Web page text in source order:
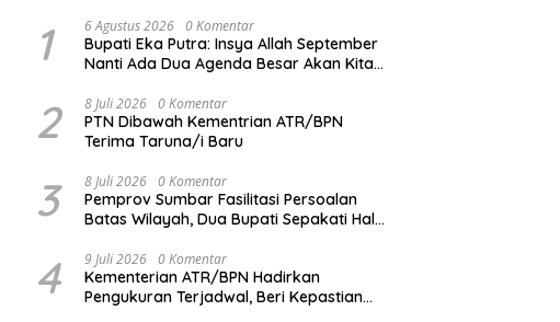
1 6 Agustus 2026 0 Komentar
Bupati Eka Putra: Insya Allah September
Nanti Ada Dua Agenda Besar Akan Kita
2 8 Juli 2026 0 Komentar
PTN Dibawah Kementrian ATR/BPN
Terima Taruna/i Baru
3 8 Juli 2026 0 Komentar
Pemprov Sumbar Fasilitasi Persoalan
Batas Wilayah, Dua Bupati Sepakati Hal
4 9 Juli 2026 0 Komentar
Kementerian ATR/BPN Hadirkan
Pengukuran Terjadwal, Beri Kepastian